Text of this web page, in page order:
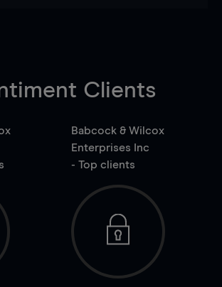
Clients
Babcock & Wilcox
Enterprises Inc
- Top clients